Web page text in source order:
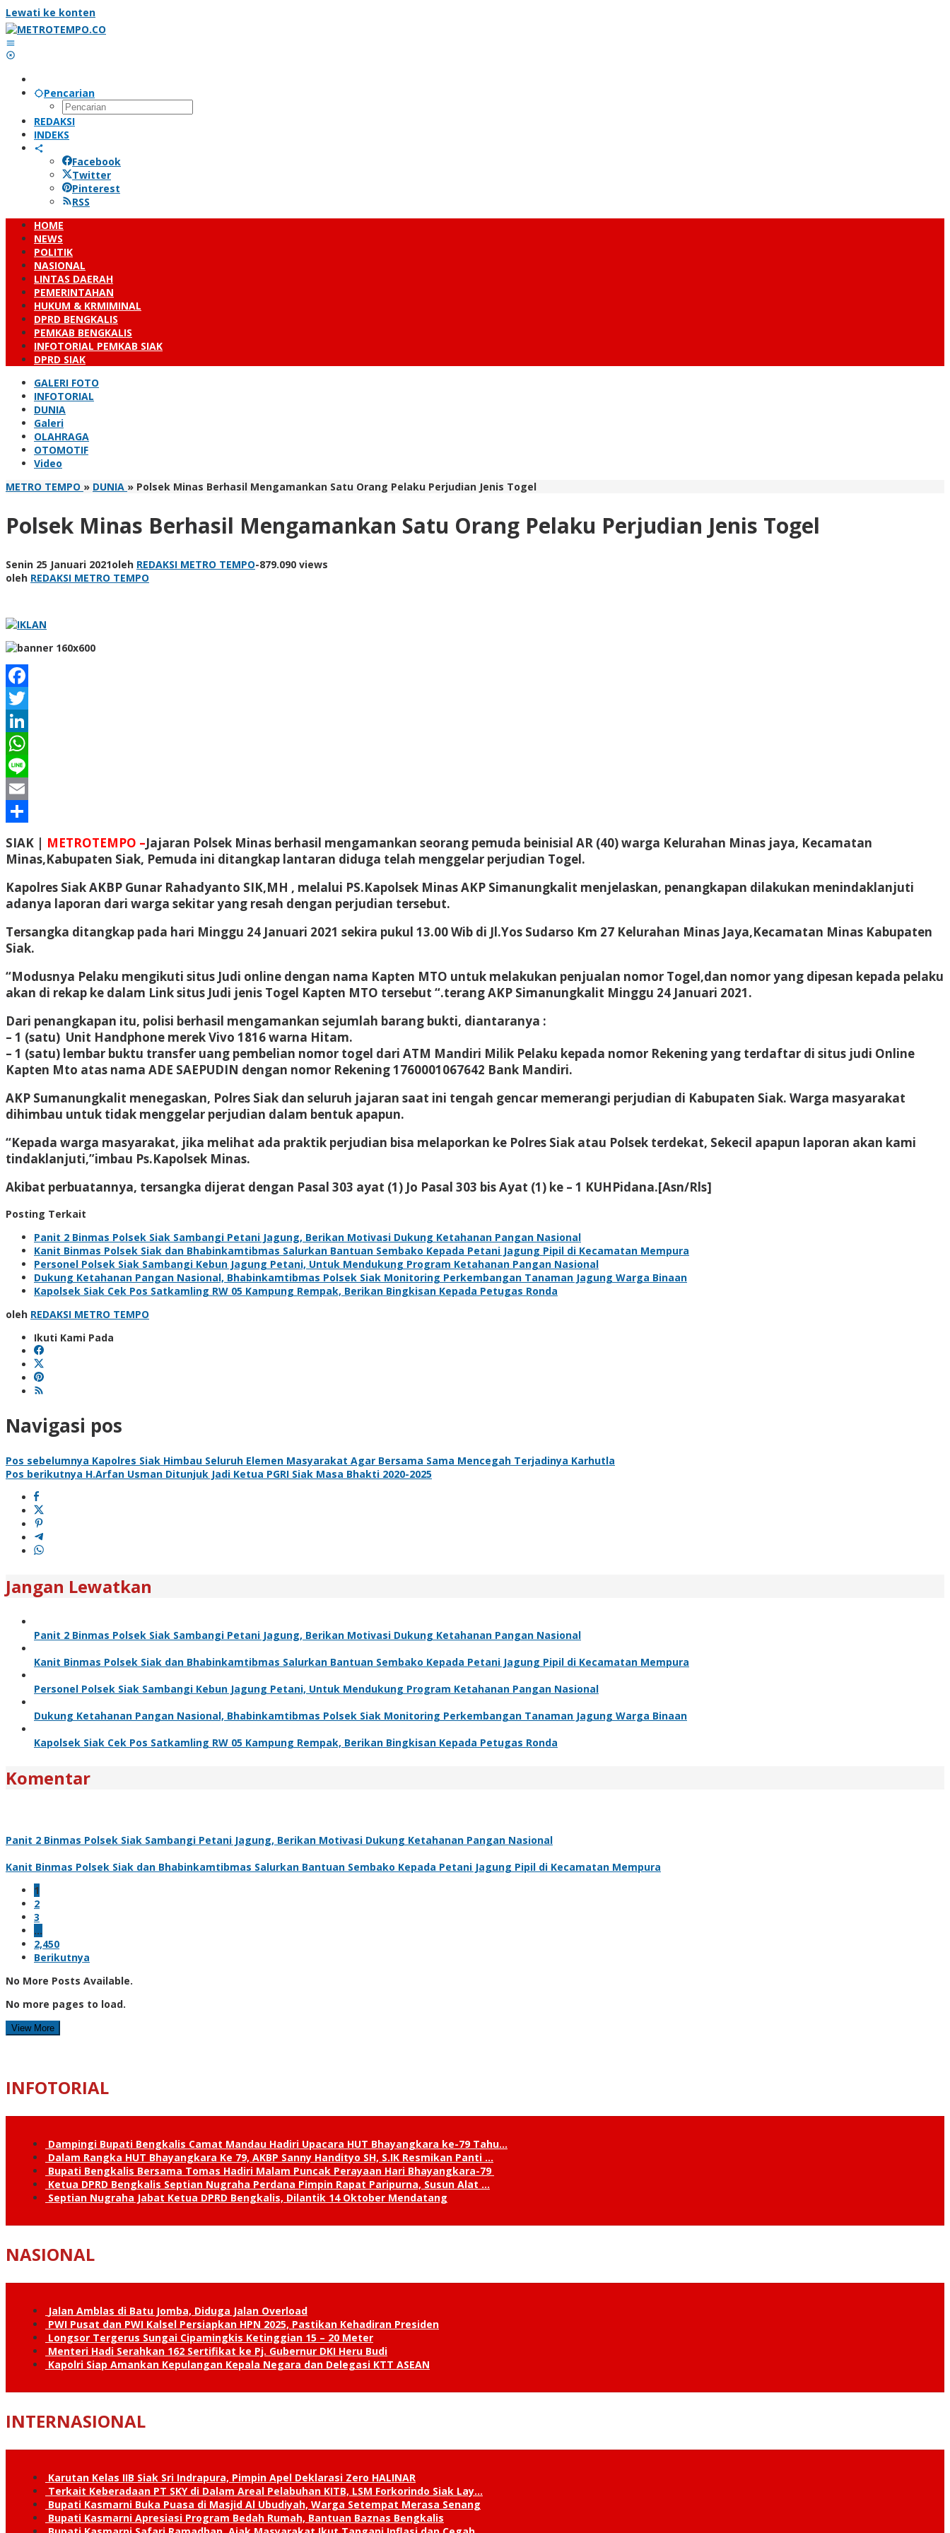
Lewati ke konten
Pencarian
REDAKSI
INDEKS
Facebook
Twitter
Pinterest
RSS
HOME
NEWS
POLITIK
NASIONAL
LINTAS DAERAH
PEMERINTAHAN
HUKUM & KRMIMINAL
DPRD BENGKALIS
PEMKAB BENGKALIS
INFOTORIAL PEMKAB SIAK
DPRD SIAK
GALERI FOTO
INFOTORIAL
DUNIA
Galeri
OLAHRAGA
OTOMOTIF
Video
METRO TEMPO » DUNIA » Polsek Minas Berhasil Mengamankan Satu Orang Pelaku Perjudian Jenis Togel
Polsek Minas Berhasil Mengamankan Satu Orang Pelaku Perjudian Jenis Togel
Senin 25 Januari 2021oleh REDAKSI METRO TEMPO-879.090 views
oleh REDAKSI METRO TEMPO
Facebook
Twitter
LinkedIn
WhatsApp
Line
Email
Share
SIAK | METROTEMPO –Jajaran Polsek Minas berhasil mengamankan seorang pemuda beinisial AR (40) warga Kelurahan Minas jaya, Kecamatan
Minas,Kabupaten Siak, Pemuda ini ditangkap lantaran diduga telah menggelar perjudian Togel.
Kapolres Siak AKBP Gunar Rahadyanto SIK,MH , melalui PS.Kapolsek Minas AKP Simanungkalit menjelaskan, penangkapan dilakukan menindaklanjuti
adanya laporan dari warga sekitar yang resah dengan perjudian tersebut.
Tersangka ditangkap pada hari Minggu 24 Januari 2021 sekira pukul 13.00 Wib di Jl.Yos Sudarso Km 27 Kelurahan Minas Jaya,Kecamatan Minas Kabupaten
Siak.
“Modusnya Pelaku mengikuti situs Judi online dengan nama Kapten MTO untuk melakukan penjualan nomor Togel,dan nomor yang dipesan kepada pelaku
akan di rekap ke dalam Link situs Judi jenis Togel Kapten MTO tersebut “.terang AKP Simanungkalit Minggu 24 Januari 2021.
Dari penangkapan itu, polisi berhasil mengamankan sejumlah barang bukti, diantaranya :
– 1 (satu) Unit Handphone merek Vivo 1816 warna Hitam.
– 1 (satu) lembar buktu transfer uang pembelian nomor togel dari ATM Mandiri Milik Pelaku kepada nomor Rekening yang terdaftar di situs judi Online
Kapten Mto atas nama ADE SAEPUDIN dengan nomor Rekening 1760001067642 Bank Mandiri.
AKP Sumanungkalit menegaskan, Polres Siak dan seluruh jajaran saat ini tengah gencar memerangi perjudian di Kabupaten Siak. Warga masyarakat
dihimbau untuk tidak menggelar perjudian dalam bentuk apapun.
“Kepada warga masyarakat, jika melihat ada praktik perjudian bisa melaporkan ke Polres Siak atau Polsek terdekat, Sekecil apapun laporan akan kami
tindaklanjuti,”imbau Ps.Kapolsek Minas.
Akibat perbuatannya, tersangka dijerat dengan Pasal 303 ayat (1) Jo Pasal 303 bis Ayat (1) ke – 1 KUHPidana.[Asn/Rls]
Posting Terkait
Panit 2 Binmas Polsek Siak Sambangi Petani Jagung, Berikan Motivasi Dukung Ketahanan Pangan Nasional
Kanit Binmas Polsek Siak dan Bhabinkamtibmas Salurkan Bantuan Sembako Kepada Petani Jagung Pipil di Kecamatan Mempura
Personel Polsek Siak Sambangi Kebun Jagung Petani, Untuk Mendukung Program Ketahanan Pangan Nasional
Dukung Ketahanan Pangan Nasional, Bhabinkamtibmas Polsek Siak Monitoring Perkembangan Tanaman Jagung Warga Binaan
Kapolsek Siak Cek Pos Satkamling RW 05 Kampung Rempak, Berikan Bingkisan Kepada Petugas Ronda
oleh REDAKSI METRO TEMPO
Ikuti Kami Pada
Navigasi pos
Pos sebelumnya Kapolres Siak Himbau Seluruh Elemen Masyarakat Agar Bersama Sama Mencegah Terjadinya Karhutla
Pos berikutnya H.Arfan Usman Ditunjuk Jadi Ketua PGRI Siak Masa Bhakti 2020-2025
Jangan Lewatkan
Panit 2 Binmas Polsek Siak Sambangi Petani Jagung, Berikan Motivasi Dukung Ketahanan Pangan Nasional
Kanit Binmas Polsek Siak dan Bhabinkamtibmas Salurkan Bantuan Sembako Kepada Petani Jagung Pipil di Kecamatan Mempura
Personel Polsek Siak Sambangi Kebun Jagung Petani, Untuk Mendukung Program Ketahanan Pangan Nasional
Dukung Ketahanan Pangan Nasional, Bhabinkamtibmas Polsek Siak Monitoring Perkembangan Tanaman Jagung Warga Binaan
Kapolsek Siak Cek Pos Satkamling RW 05 Kampung Rempak, Berikan Bingkisan Kepada Petugas Ronda
Komentar
Panit 2 Binmas Polsek Siak Sambangi Petani Jagung, Berikan Motivasi Dukung Ketahanan Pangan Nasional
Kanit Binmas Polsek Siak dan Bhabinkamtibmas Salurkan Bantuan Sembako Kepada Petani Jagung Pipil di Kecamatan Mempura
1
2
3
…
2,450
Berikutnya
No More Posts Available.
No more pages to load.
View More
INFOTORIAL
Dampingi Bupati Bengkalis Camat Mandau Hadiri Upacara HUT Bhayangkara ke-79 Tahu…
Dalam Rangka HUT Bhayangkara Ke 79, AKBP Sanny Handityo SH, S.IK Resmikan Panti …
Bupati Bengkalis Bersama Tomas Hadiri Malam Puncak Perayaan Hari Bhayangkara-79
Ketua DPRD Bengkalis Septian Nugraha Perdana Pimpin Rapat Paripurna, Susun Alat …
Septian Nugraha Jabat Ketua DPRD Bengkalis, Dilantik 14 Oktober Mendatang
NASIONAL
Jalan Amblas di Batu Jomba, Diduga Jalan Overload
PWI Pusat dan PWI Kalsel Persiapkan HPN 2025, Pastikan Kehadiran Presiden
Longsor Tergerus Sungai Cipamingkis Ketinggian 15 – 20 Meter
Menteri Hadi Serahkan 162 Sertifikat ke Pj. Gubernur DKI Heru Budi
Kapolri Siap Amankan Kepulangan Kepala Negara dan Delegasi KTT ASEAN
INTERNASIONAL
Karutan Kelas IIB Siak Sri Indrapura, Pimpin Apel Deklarasi Zero HALINAR
Terkait Keberadaan PT SKY di Dalam Areal Pelabuhan KITB, LSM Forkorindo Siak Lay…
Bupati Kasmarni Buka Puasa di Masjid Al Ubudiyah, Warga Setempat Merasa Senang
Bupati Kasmarni Apresiasi Program Bedah Rumah, Bantuan Baznas Bengkalis